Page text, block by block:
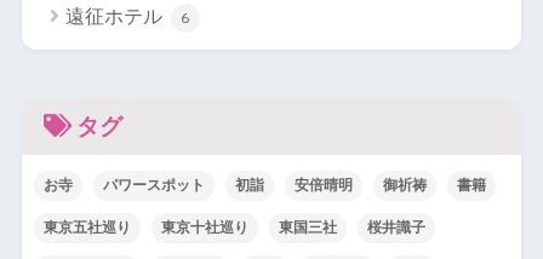
遠征ホテル 6
タグ
お寺 パワースポット 初詣 安倍晴明 御祈祷 書籍
東京五社巡り 東京十社巡り 東国三社 桜井識子